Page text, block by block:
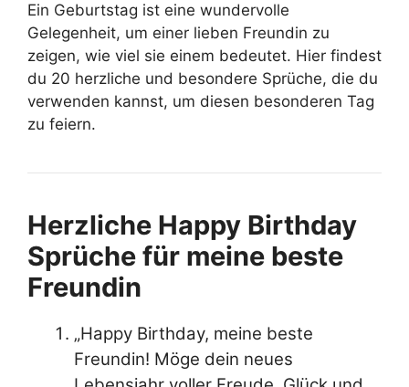
Ein Geburtstag ist eine wundervolle
Gelegenheit, um einer lieben Freundin zu
zeigen, wie viel sie einem bedeutet. Hier findest
du 20 herzliche und besondere Sprüche, die du
verwenden kannst, um diesen besonderen Tag
zu feiern.
Herzliche Happy Birthday
Sprüche für meine beste
Freundin
„Happy Birthday, meine beste
Freundin! Möge dein neues